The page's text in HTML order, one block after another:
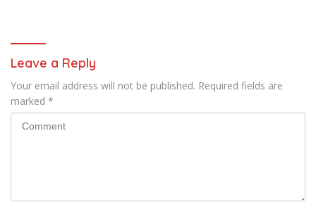
Leave a Reply
Your email address will not be published. Required fields are
marked *